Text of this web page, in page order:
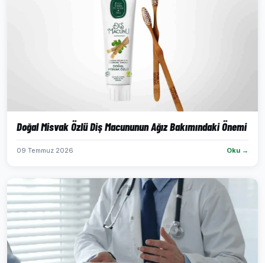
Doğal Misvak Özlü Diş Macununun Ağız Bakımındaki Önemi
09 Temmuz 2026 Oku →